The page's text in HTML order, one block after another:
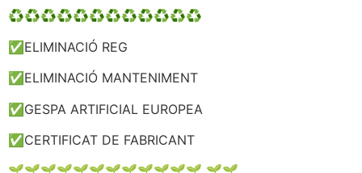
♻️♻️♻️♻️♻️♻️♻️♻️♻️♻️♻️♻️
✅ELIMINACIÓ REG
✅ELIMINACIÓ MANTENIMENT
✅GESPA ARTIFICIAL EUROPEA
✅CERTIFICAT DE FABRICANT